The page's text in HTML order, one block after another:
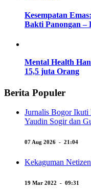
Kesempatan
Bakti Panongan –
Mental Health
15,5 juta Orang
Berita Populer
Jurnalis Bogor Ikuti
Yaudin Sogir dan
07 Aug 2026 - 21:04
Kekaguman
19 Mar 2022 - 09:31